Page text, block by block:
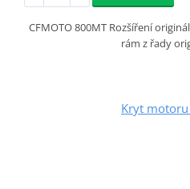
CFMOTO 800MT Rozšíření
rám z řady
Kryt motoru